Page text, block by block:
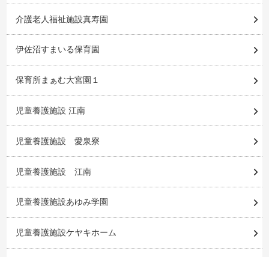
介護老人福祉施設真寿園
伊佐沼すまいる保育園
保育所まぁむ大宮園１
児童養護施設 江南
児童養護施設 愛泉寮
児童養護施設 江南
児童養護施設あゆみ学園
児童養護施設ケヤキホーム